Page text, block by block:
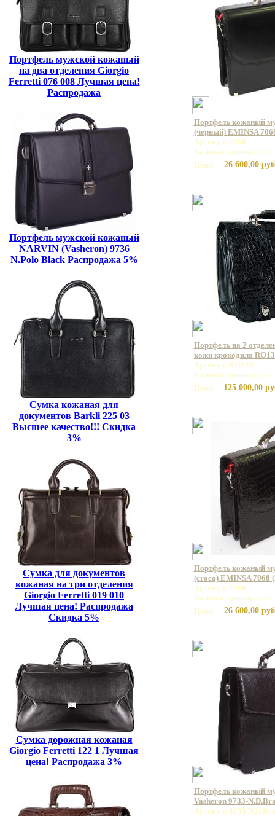
Портфель мужской кожаный
на два отделения Giorgio
Ferretti 076 008 Лучшая цена!
Распродажа
Портфель мужской кожаный
NARVIN (Vasheron) 9736
N.Polo Black Распродажа 5%
Сумка кожаная для
документов Barkli 225 03
Высшее качество!!! Скидка
3%
Сумка для документов
кожаная на три отделения
Giorgio Ferretti 019 010
Лучшая цена! Распродажа
Скидка 5%
Сумка дорожная кожаная
Giorgio Ferretti 122 1 Лучшая
цена! Распродажа 3%
Портфель кожаный
(черный) EMINSA
Артикул: 7068
Базовая единица: шт
Цена:
26 600,00
Портфель на 2
кожи крокодила
Артикул: RO139
Базовая единица: шт
Цена:
125 000,00
Портфель кожаный
(croco) EMINSA 7068
Артикул: 7068
Базовая единица: шт
Цена:
26 600,00
Портфель кожаный
Vasheron 9733-
Артикул: 9733